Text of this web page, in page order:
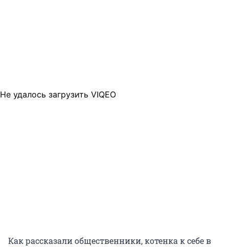
Не удалось загрузить VIQEO
Как рассказали общественники, котенка к себе в